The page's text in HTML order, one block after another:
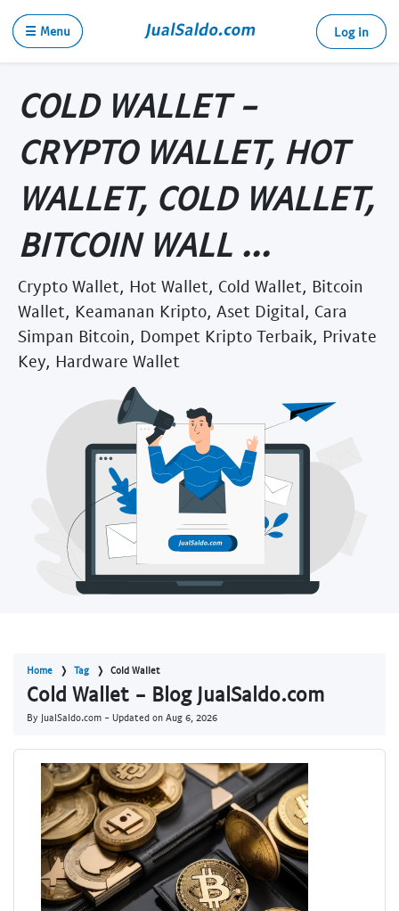
☰ Menu Log in
COLD WALLET -
CRYPTO WALLET, HOT
WALLET, COLD WALLET,
BITCOIN WALL ...
Crypto Wallet, Hot Wallet, Cold Wallet, Bitcoin
Wallet, Keamanan Kripto, Aset Digital, Cara
Simpan Bitcoin, Dompet Kripto Terbaik, Private
Key, Hardware Wallet
Home Tag Cold Wallet
Cold Wallet - Blog JualSaldo.com
By JualSaldo.com - Updated on Aug 6, 2026